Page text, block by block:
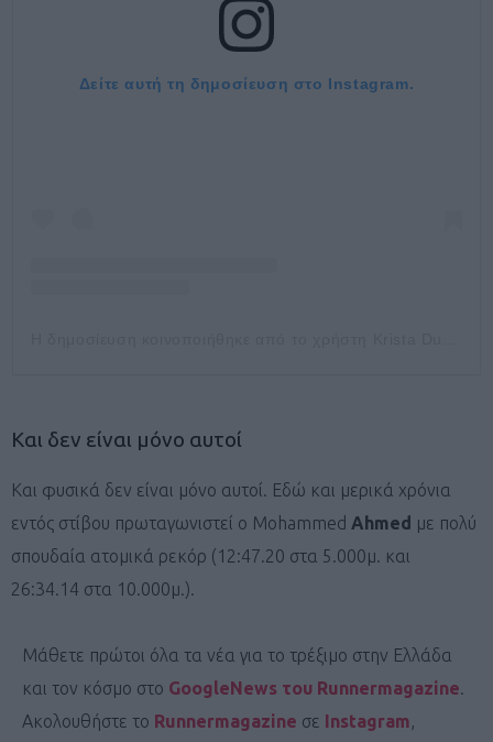
Δείτε αυτή τη δημοσίευση στο Instagram.
Kαι δεν είναι μόνο αυτοί
Και φυσικά δεν είναι μόνο αυτοί. Εδώ και μερικά χρόνια
εντός στίβου πρωταγωνιστεί ο Mohammed Ahmed με πολύ
σπουδαία ατομικά ρεκόρ (12:47.20 στα 5.000μ. και
26:34.14 στα 10.000μ.).
Μάθετε πρώτοι όλα τα νέα για το τρέξιμο στην Ελλάδα
και τον κόσμο στο GoogleNews του Runnermagazine.
Ακολουθήστε το Runnermagazine σε Instagram,